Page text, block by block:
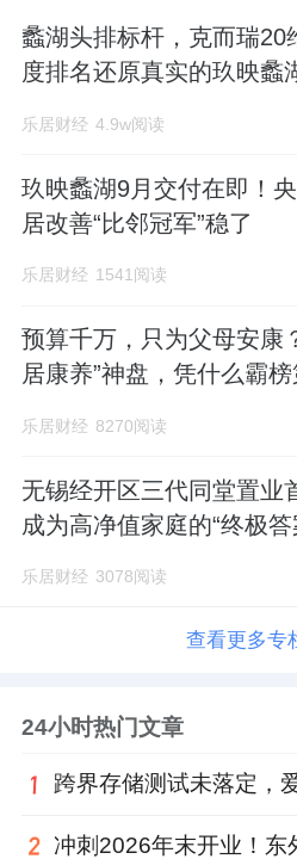
蠡湖头排标杆，克而瑞20
度排名还原真实的玖映蠡
乐居财经 4.9w阅读
玖映蠡湖9月交付在即！
居改善“比邻冠军”稳了
乐居财经 1541阅读
预算千万，只为父母安康
居康养”神盘，凭什么霸榜
乐居财经 8270阅读
无锡经开区三代同堂置业
成为高净值家庭的“终极答
乐居财经 3078阅读
查看更多专
24小时热门文章